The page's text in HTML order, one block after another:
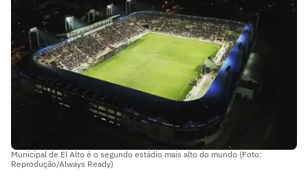
Municipal de El Alto é o segundo estádio mais alto do mundo (Foto:
Reprodução/Always Ready)